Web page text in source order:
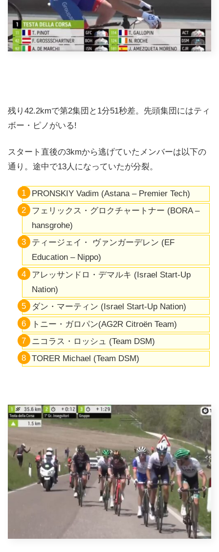
残り42.2kmで第2集団と1分51秒差。先頭集団にはティ
ボー・ピノがいる!
スタート直後の3kmから逃げていたメンバーは以下の
通り。途中で13人になっていたが分裂。
PRONSKIY Vadim (Astana – Premier Tech)
フェリックス・グロクチャートナー (BORA –
hansgrohe)
ティージェイ・ ヴァンガーデレン (EF
Education – Nippo)
アレッサンドロ・デマルキ (Israel Start-Up
Nation)
ダン・マーティン (Israel Start-Up Nation)
トニー・ガロパン(AG2R Citroën Team)
ニコラス・ロッシュ (Team DSM)
TORER Michael (Team DSM)